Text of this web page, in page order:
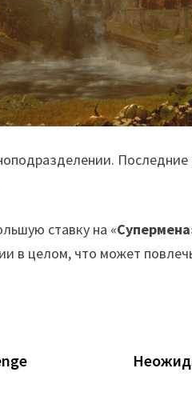
ставку на «Супермена
в целом, что может